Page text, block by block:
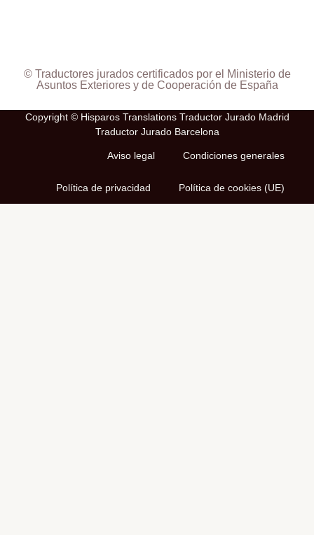
© Traductores jurados certificados por el Ministerio de
Asuntos Exteriores y de Cooperación de España
Copyright © Hisparos Translations Traductor Jurado Madrid
Traductor Jurado Barcelona
Aviso legal Condiciones generales
Política de privacidad Política de cookies (UE)